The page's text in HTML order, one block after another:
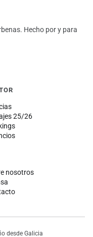
Hecho por y para
25/26
nosotros
desde Galicia